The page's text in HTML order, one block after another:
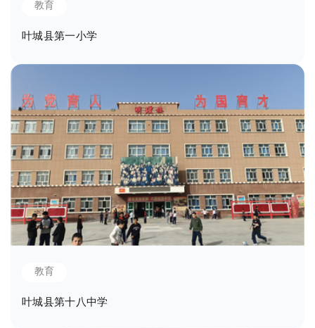
教育
叶城县第一小学
教育
叶城县第十八中学